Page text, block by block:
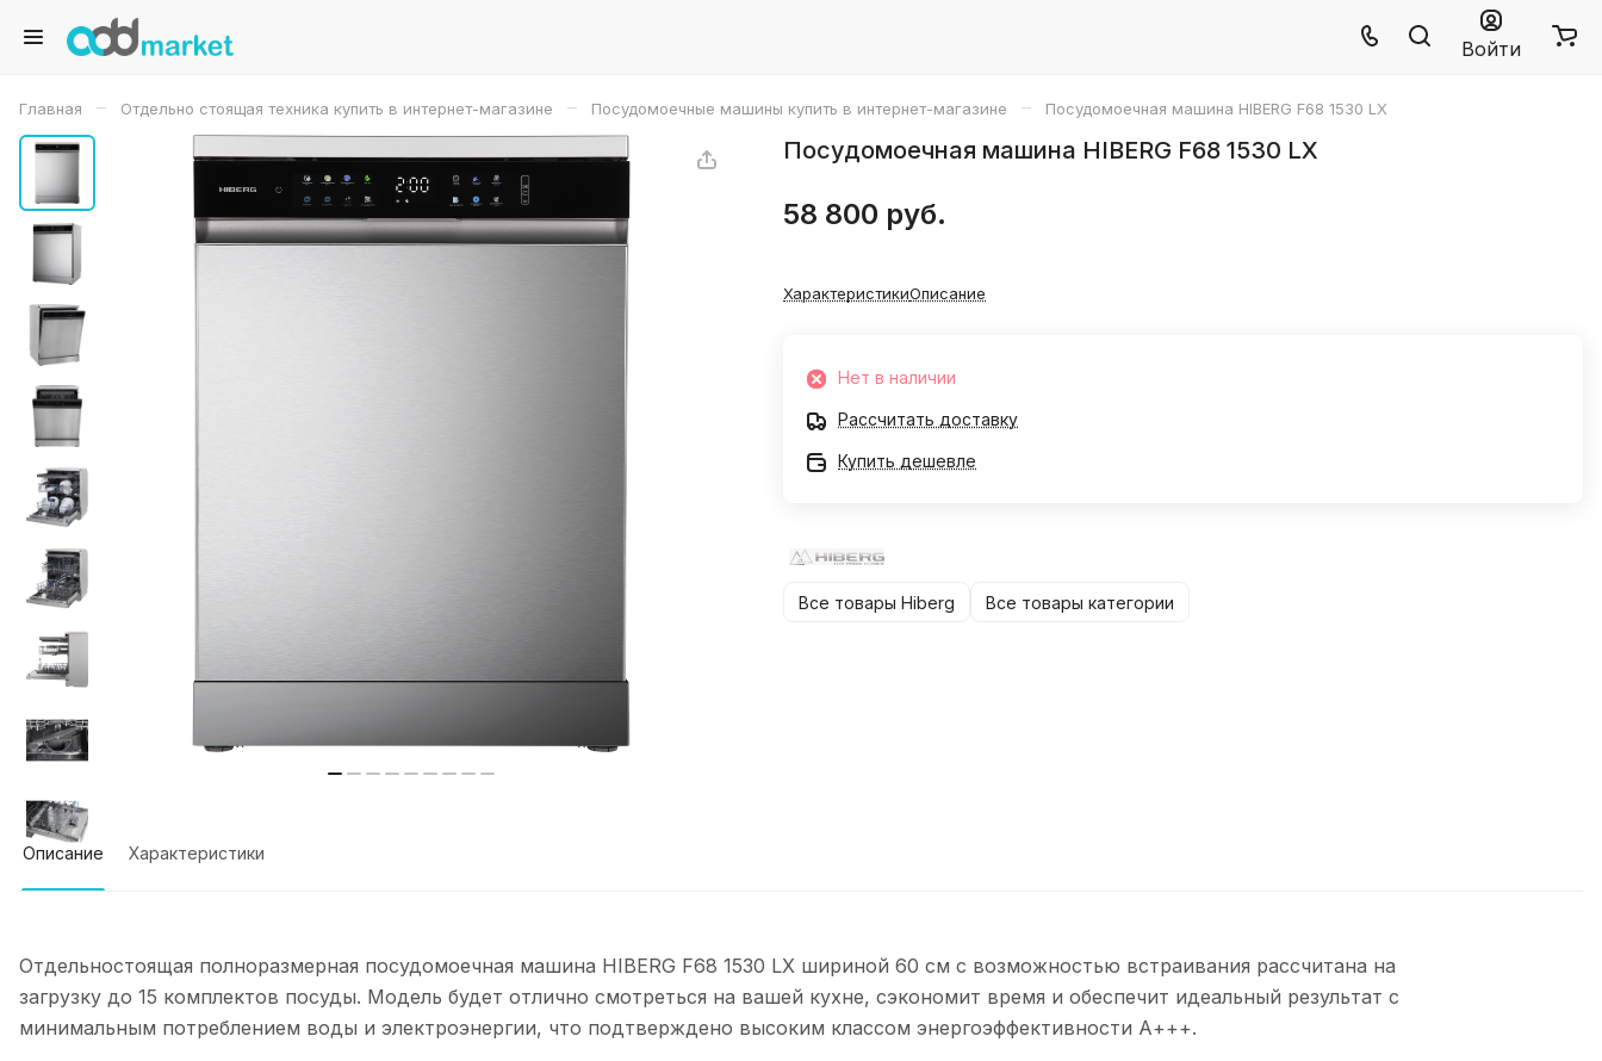
Войти
Главная – Отдельно стоящая техника купить в интернет-магазине – Посудомоечные машины купить в интернет-магазине – Посудомоечная машина HIBERG F68 1530 LX
Посудомоечная машина HIBERG F68 1530 LX
58 800 руб.
ХарактеристикиОписание
Нет в наличии
Рассчитать доставку
Купить дешевле
Все товары Hiberg Все товары категории
Описание Характеристики
Отдельностоящая полноразмерная посудомоечная машина HIBERG F68 1530 LX шириной 60 см с возможностью встраивания рассчитана на
загрузку до 15 комплектов посуды. Модель будет отлично смотреться на вашей кухне, сэкономит время и обеспечит идеальный результат с
минимальным потреблением воды и электроэнергии, что подтверждено высоким классом энергоэффективности А+++.